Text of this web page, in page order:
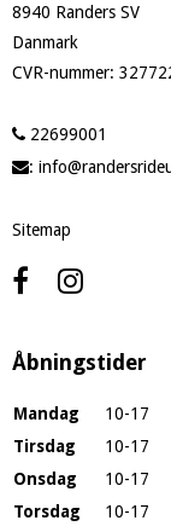
8940 Randers SV
Danmark
CVR-nummer:
22699001
:
Sitemap
Åbningstider
Mandag
10-17
Tirsdag
10-17
Onsdag
10-17
Torsdag
10-17